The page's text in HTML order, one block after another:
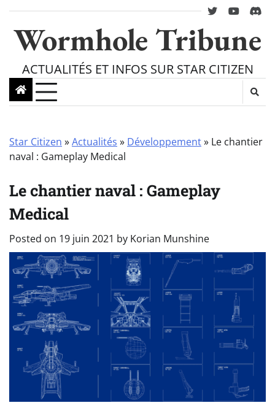
content
twitteryoutube
Wormhole Tribune
ACTUALITÉS ET INFOS SUR STAR CITIZEN
Star Citizen »Actualités » Développement» Le chantier
naval : Gameplay Medical
Le chantier naval : Gameplay
Medical
Posted on 19 juin 2021 by Korian Munshine